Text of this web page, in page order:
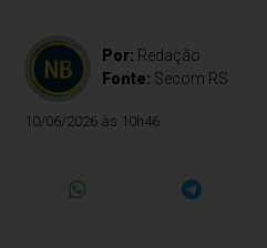
Por: Redação
Fonte: Secom RS
10/06/2026 às 10h46